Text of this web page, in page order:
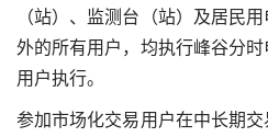
（站）、监测台（站）及居民
外的所有用户，均执行峰谷分
用户执行。
参加市场化交易用户在中长期